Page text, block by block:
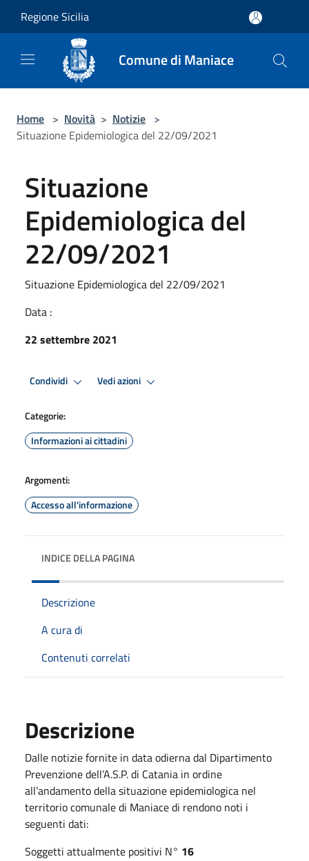
Regione Sicilia
Comune di Maniace
Home > Novità > Notizie >
Situazione Epidemiologica del 22/09/2021
Situazione
Epidemiologica del
22/09/2021
Situazione Epidemiologica del 22/09/2021
Data :
22 settembre 2021
Condividi Vedi azioni
Categorie:
Informazioni ai cittadini
Argomenti:
Accesso all'informazione
INDICE DELLA PAGINA
Descrizione
A cura di
Contenuti correlati
Descrizione
Dalle notizie fornite in data odierna dal Dipartimento
Prevenzione dell’A.S.P. di Catania in ordine
all’andamento della situazione epidemiologica nel
territorio comunale di Maniace di rendono noti i
seguenti dati:
Soggetti attualmente positivi N° 16